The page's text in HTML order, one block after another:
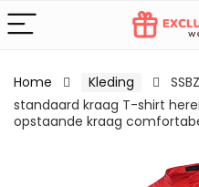
Home Kleding
standaard kraag T-shirt
opstaande kraag